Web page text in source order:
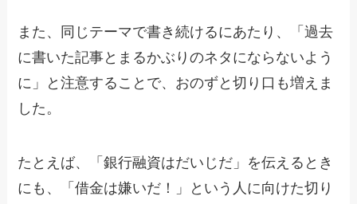
また、同じテーマで書き続けるにあたり、「過去
に書いた記事とまるかぶりのネタにならないよう
に」と注意することで、おのずと切り口も増えま
した。
たとえば、「銀行融資はだいじだ」を伝えるとき
にも、「借金は嫌いだ！」という人に向けた切り